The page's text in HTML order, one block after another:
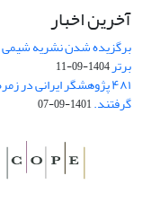
آخرین اخبار
برگزیده شدن نشریه شیمی
برتر1404-09-11
۴۸۱ پژوهشگر ایرانی
گرفتند.1401-09-07